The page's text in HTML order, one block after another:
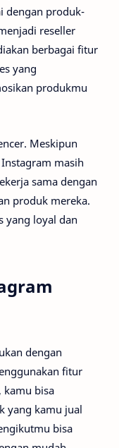
dengan produk-
reseller
berbagai fitur
yang
produkmu
Meskipun
masih
sama dengan
produk mereka.
yang loyal dan
dengan
fitur
kamu bisa
yang kamu jual
bisa